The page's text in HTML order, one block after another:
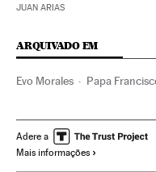
JUAN ARIAS
ARQUIVADO EM
Evo Morales Papa
América do Sul América
Igreja católica
Adere a
Mais informações